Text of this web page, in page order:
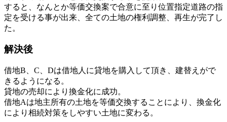
すると、なんとか等価交換案で合意に至り位置指定道路の指
定を受ける事が出来、全ての土地の権利調整、再生が完了し
た。
解決後
借地B、C、Dは借地人に貸地を購入して頂き、建替えがで
きるようになる。
貸地の売却により換金化に成功。
借地Aは地主所有の土地を等価交換することにより、換金化
により相続対策をしやすい土地に変わる。